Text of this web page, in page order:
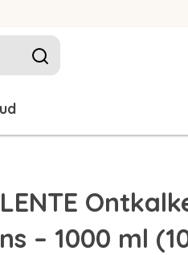
– 1000 ml